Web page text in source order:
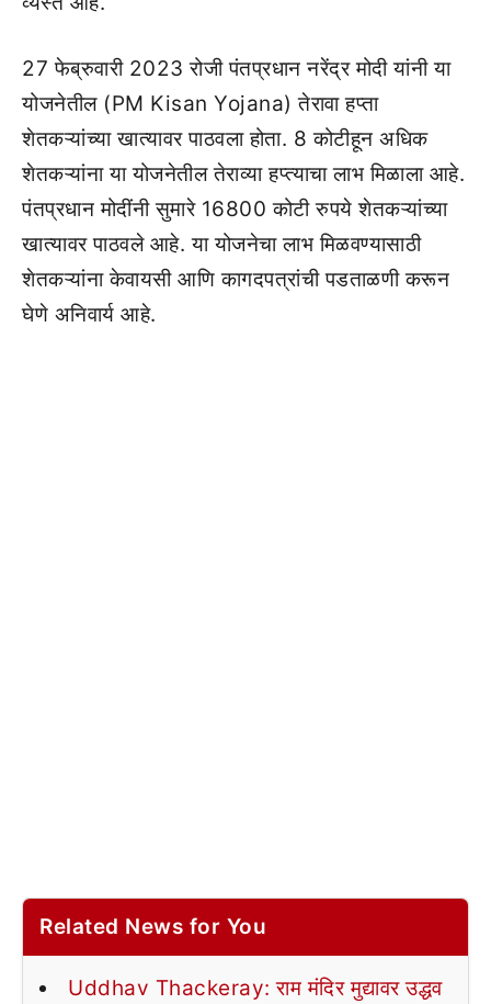
27 फेब्रुवारी 2023 रोजी पंतप्रधान नरेंद्र मोदी यांनी या
योजनेतील (PM Kisan Yojana) तेरावा हप्ता
शेतकऱ्यांच्या खात्यावर पाठवला होता. 8 कोटीहून अधिक
शेतकऱ्यांना या योजनेतील तेराव्या हप्त्याचा लाभ मिळाला आहे.
पंतप्रधान मोदींनी सुमारे 16800 कोटी रुपये शेतकऱ्यांच्या
खात्यावर पाठवले आहे. या योजनेचा लाभ मिळवण्यासाठी
शेतकऱ्यांना केवायसी आणि कागदपत्रांची पडताळणी करून
घेणे अनिवार्य आहे.
Related News for You
Uddhav Thackeray: राम मंदिर मुद्यावर उद्धव